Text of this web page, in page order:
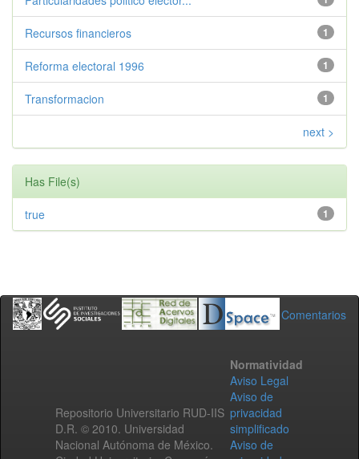
1
Recursos financieros
1
Reforma electoral 1996
1
Transformacion
next >
Has File(s)
1
true
Comentarios
Repositorio Universitario RUD-IIS
D.R. © 2010. Universidad
Nacional Autónoma de México.
Normatividad
Aviso Legal
Aviso de
privacidad
simplificado
Aviso de